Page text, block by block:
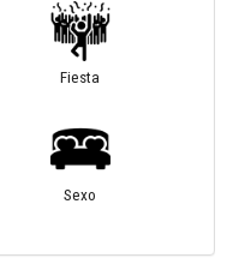
Fiesta
Sexo